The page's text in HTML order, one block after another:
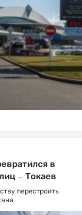
в
– Токаев
перестроить